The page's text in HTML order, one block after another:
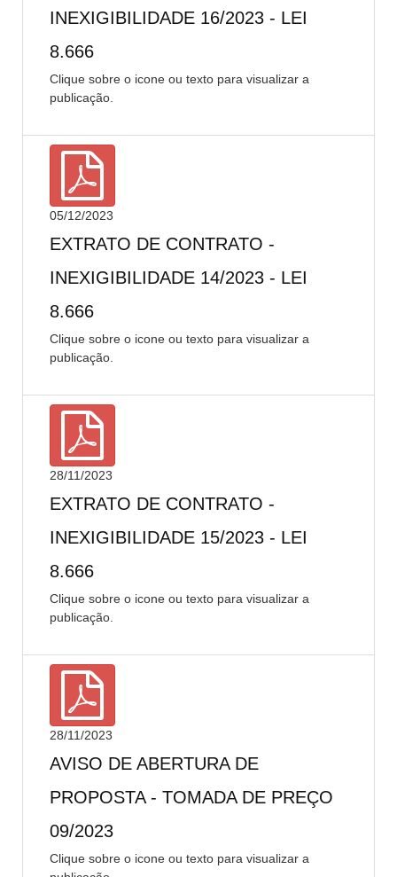
INEXIGIBILIDADE 16/2023 - LEI
8.666
Clique sobre o icone ou texto para visualizar a
publicação.
05/12/2023
EXTRATO DE CONTRATO -
INEXIGIBILIDADE 14/2023 - LEI
8.666
Clique sobre o icone ou texto para visualizar a
publicação.
28/11/2023
EXTRATO DE CONTRATO -
INEXIGIBILIDADE 15/2023 - LEI
8.666
Clique sobre o icone ou texto para visualizar a
publicação.
28/11/2023
AVISO DE ABERTURA DE
PROPOSTA - TOMADA DE PREÇO
09/2023
Clique sobre o icone ou texto para visualizar a